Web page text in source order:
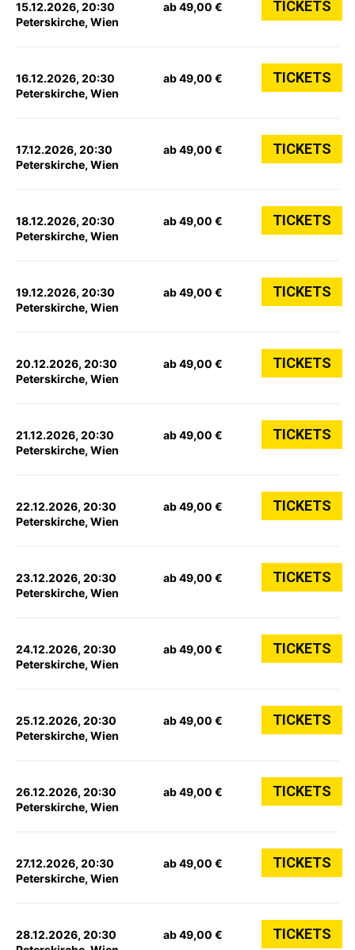
15.12.2026, 20:30
Peterskirche, Wien
ab 49,00 € TICKETS
16.12.2026, 20:30
Peterskirche, Wien
ab 49,00 € TICKETS
17.12.2026, 20:30
Peterskirche, Wien
ab 49,00 € TICKETS
18.12.2026, 20:30
Peterskirche, Wien
ab 49,00 € TICKETS
19.12.2026, 20:30
Peterskirche, Wien
ab 49,00 € TICKETS
20.12.2026, 20:30
Peterskirche, Wien
ab 49,00 € TICKETS
21.12.2026, 20:30
Peterskirche, Wien
ab 49,00 € TICKETS
22.12.2026, 20:30
Peterskirche, Wien
ab 49,00 € TICKETS
23.12.2026, 20:30
Peterskirche, Wien
ab 49,00 € TICKETS
24.12.2026, 20:30
Peterskirche, Wien
ab 49,00 € TICKETS
25.12.2026, 20:30
Peterskirche, Wien
ab 49,00 € TICKETS
26.12.2026, 20:30
Peterskirche, Wien
ab 49,00 € TICKETS
27.12.2026, 20:30
Peterskirche, Wien
ab 49,00 € TICKETS
28.12.2026, 20:30
ab 49,00 € TICKETS